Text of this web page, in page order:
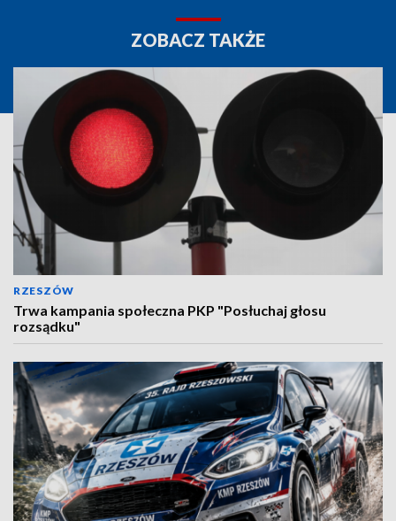
ZOBACZ TAKŻE
RZESZÓW
Trwa kampania społeczna PKP "Posłuchaj głosu
rozsądku"